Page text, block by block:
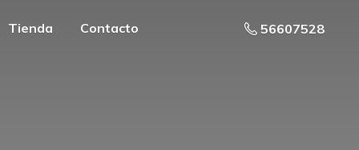
Tienda Contacto 56607528